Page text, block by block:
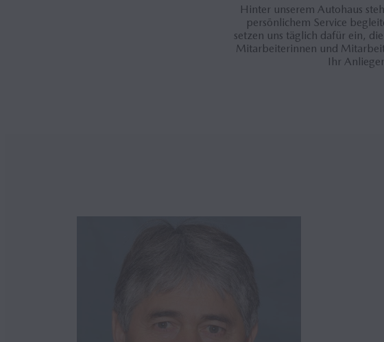
Hinter unserem Autohaus
persönlichem Service
setzen uns täglich dafür ein,
Mitarbeiterinnen und
Ihr